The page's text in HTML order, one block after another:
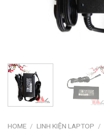
HOME / LINH KIỆN LAPTOP /